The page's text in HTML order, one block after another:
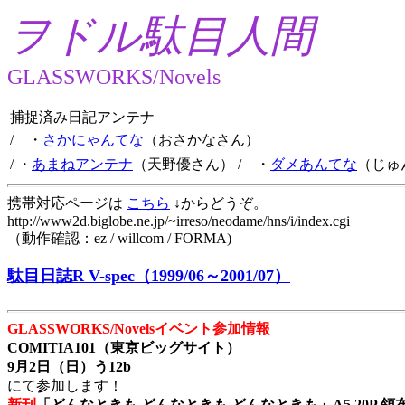
ヲドル駄目人間
GLASSWORKS/Novels
捕捉済み日記アンテナ
/ ・ さかにゃんてな （おさかなさん）
/ ・ あまねアンテナ （天野優さん） / ・ ダメあんてな （じ
携帯対応ページは こちら ↓からどうぞ。
http://www2d.biglobe.ne.jp/~irreso/neodame/hns/i/index.cgi
（動作確認：ez / willcom / FORMA)
駄目日誌R V-spec（1999/06～2001/07）
GLASSWORKS/Novelsイベント参加情報
COMITIA101（東京ビッグサイト）
9月2日（日）う12b
にて参加します！